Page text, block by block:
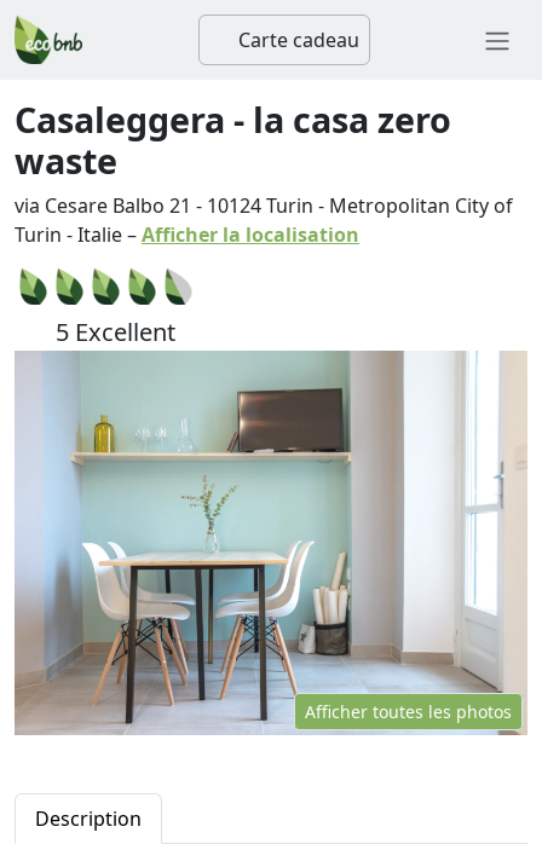
Carte cadeau
Casaleggera - la casa zero
waste
via Cesare Balbo 21 - 10124Turin - Metropolitan City of
Turin -Italie–Afficher la localisation
5 Excellent
Afficher toutes les photos
Description